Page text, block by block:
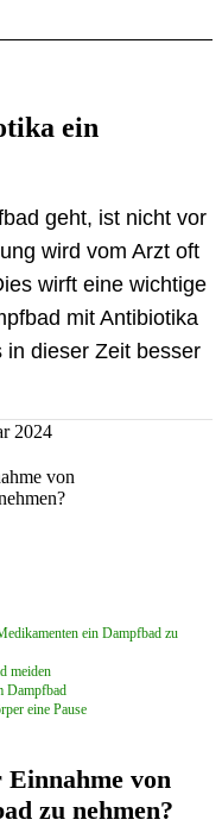
ein
geht, ist nicht vor
wird vom Arzt oft
wirft eine wichtige
mit Antibiotika
dieser Zeit besser
2024
ein Dampfbad zu
meiden
Dampfbad
eine Pause
von
zu nehmen?